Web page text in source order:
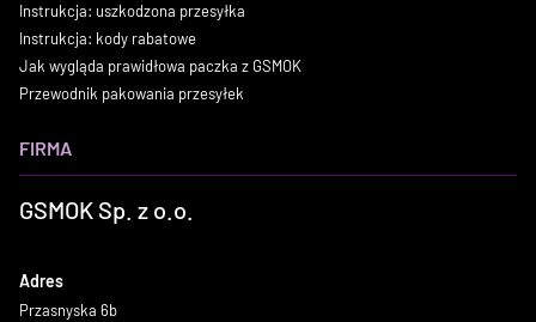
Instrukcja: uszkodzona przesyłka
Instrukcja: kody rabatowe
Jak wygląda prawidłowa paczka z GSMOK
Przewodnik pakowania przesyłek
FIRMA
GSMOK Sp. z o.o.
Adres
Przasnyska 6b